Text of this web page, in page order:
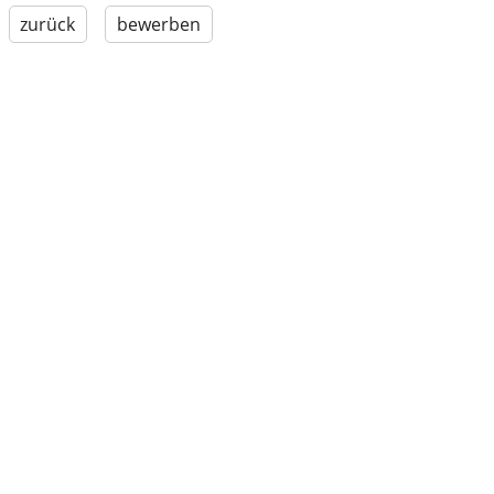
zurück bewerben